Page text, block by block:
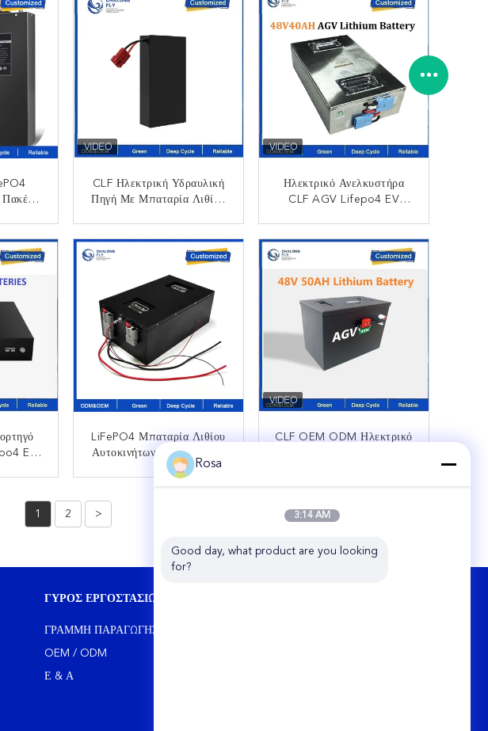
E
CLF Ηλεκτρική Υδραυλική
Πηγή Με Μπαταρία Λιθίου
ΕΠΙΚΟΙΝΩΝΉΣΤΕ
Ηλεκτρικό Ανελκυστήρα
CLF AGV Lifepo4 EV
300Ah 50Ah
ΕΠΙΚΟΙΝΩΝΉΣΤΕ
EV
LiFePO4 Μπαταρία Λιθίου
Αυτοκινήτων Ρομπότ AGV
Μπαταρίες 24V 60V 72V
Lithium-Ion
Επαναφορτιζόμενο Για
CLF OEM ODM Ηλεκτρικό
Λυθίου Μπαταρίες OEM
300Ah 50Ah
1 2 >
ΓΎΡΟΣ ΕΡΓΟΣΤΑΣΊΩΝ
ΓΡΑΜΜΉ ΠΑΡΑΓΩΓΉΣ
OEM / ODM
Ε & Α
Rosa
3:14 AM
Good day, what product are you looking
for?